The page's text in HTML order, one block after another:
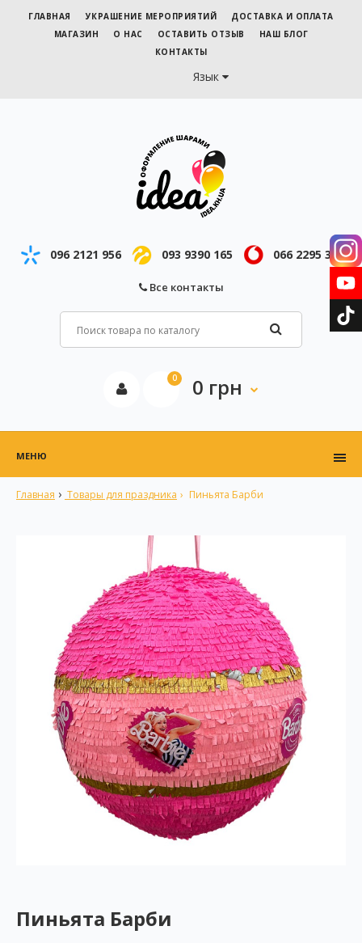
ГЛАВНАЯ УКРАШЕНИЕ МЕРОПРИЯТИЙ
ДОСТАВКА И ОПЛАТА
МАГАЗИН
О НАС ОСТАВИТЬ ОТЗЫВ
НАШ БЛОГ
КОНТАКТЫ
Язык
096 2121 956 093 9390 165 066 2295 343
Все контакты
0 0 грн
МЕНЮ
Главная Товары для праздника Пиньята Барби
Пиньята Барби